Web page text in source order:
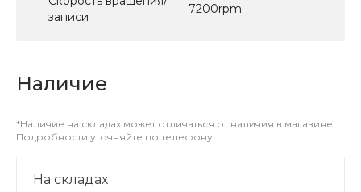
записи
7200rpm
Наличие
*Наличие на складах может отличаться от наличия в магазине.
Подробности уточняйте по телефону.
На складах